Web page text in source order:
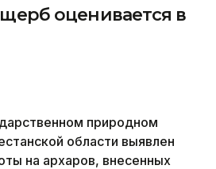
оценивается в
природном
области выявлен
на архаров, внесенных